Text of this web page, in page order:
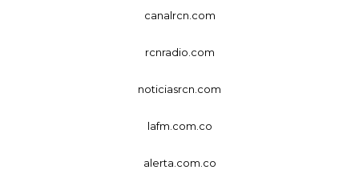
canalrcn.com
rcnradio.com
noticiasrcn.com
lafm.com.co
alerta.com.co